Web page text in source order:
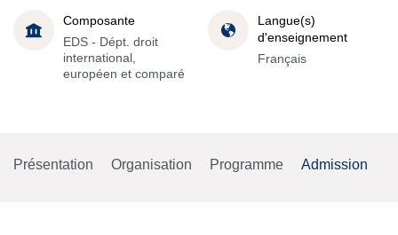
Composante
EDS - Dépt. droit
international,
européen et comparé
Langue(s)
d'enseignement
Français
Présentation Organisation Programme Admission